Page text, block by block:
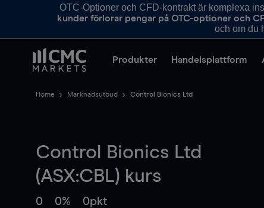
OTC-Optioner och CFD-kontrakt är komplexa
kunder förlorar pengar på OTC-optioner och
och om du
Produkter Handelsplattform
Home Marknadsutbud Control Bionics Ltd
Control Bionics Ltd
(ASX:CBL) kurs
0 0% 0pkt